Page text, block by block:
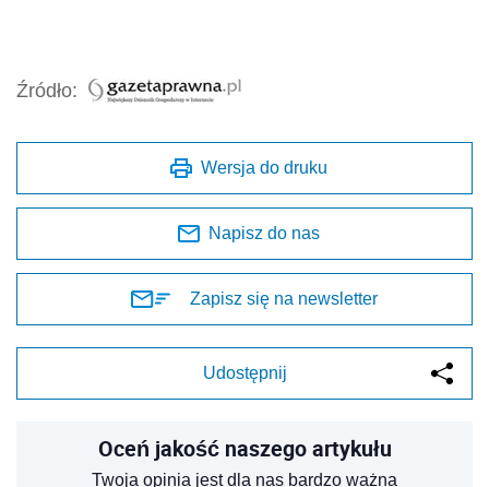
Źródło:
Wersja do druku
Napisz do nas
Zapisz się na newsletter
Udostępnij
Oceń jakość naszego artykułu
Twoja opinia jest dla nas bardzo ważna